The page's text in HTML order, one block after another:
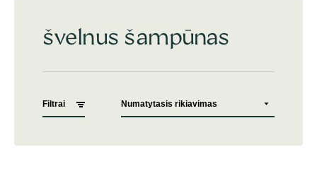
švelnus šampūnas
Filtrai